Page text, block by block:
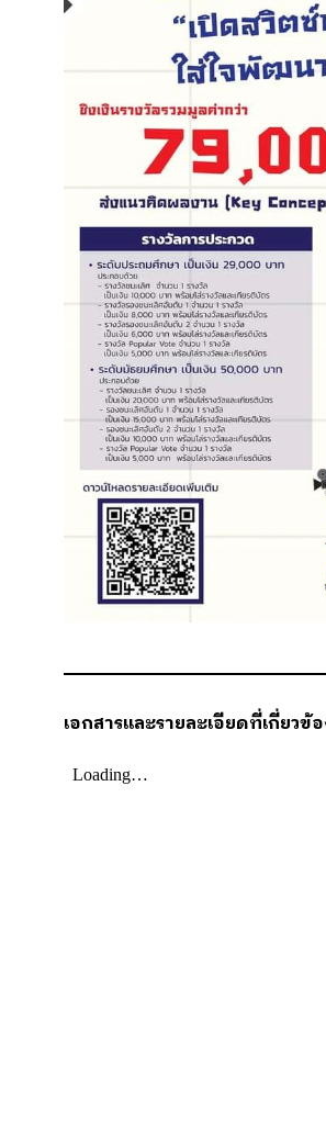
เอกสารและรายละเอียดที่เกี่ยวข้